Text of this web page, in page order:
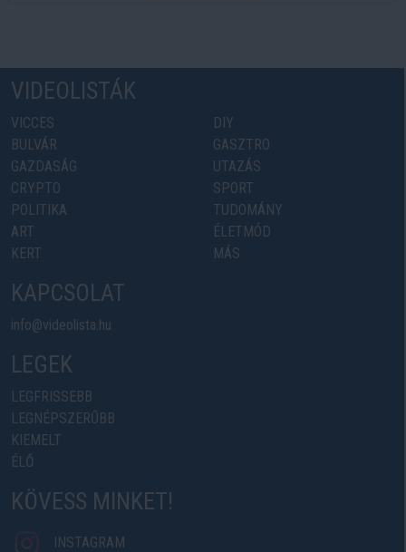
VIDEOLISTÁK
VICCES
BULVÁR
GAZDASÁG
CRYPTO
POLITIKA
ART
KERT
DIY
GASZTRO
UTAZÁS
SPORT
TUDOMÁNY
ÉLETMÓD
MÁS
KAPCSOLAT
info@videolista.hu
LEGEK
LEGFRISSEBB
LEGNÉPSZERŰBB
KIEMELT
ÉLŐ
KÖVESS MINKET!
INSTAGRAM